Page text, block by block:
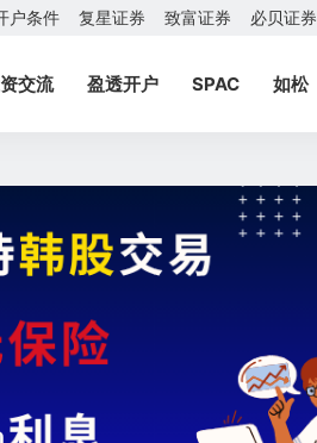
户条件 复星证券 致富证券 必贝证券
交流 盈透开户 SPAC 如松